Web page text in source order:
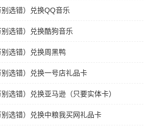
选错）兑换QQ音乐
选错）兑换酷狗音乐
选错）兑换周黑鸭
选错）兑换一号店礼品卡
选错）兑换亚马逊（只要实体卡）
选错）兑换中粮我买网礼品卡